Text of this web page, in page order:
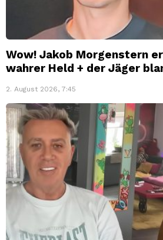
Wow! Jakob Morgenstern
wahrer Held + der Jäger
2. August 2026, 7:45